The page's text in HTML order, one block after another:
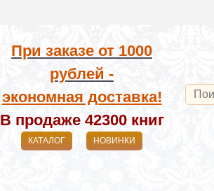
При заказе от 1000
рублей -
экономная доставка!
В продаже 42300 книг
КАТАЛОГ НОВИНКИ